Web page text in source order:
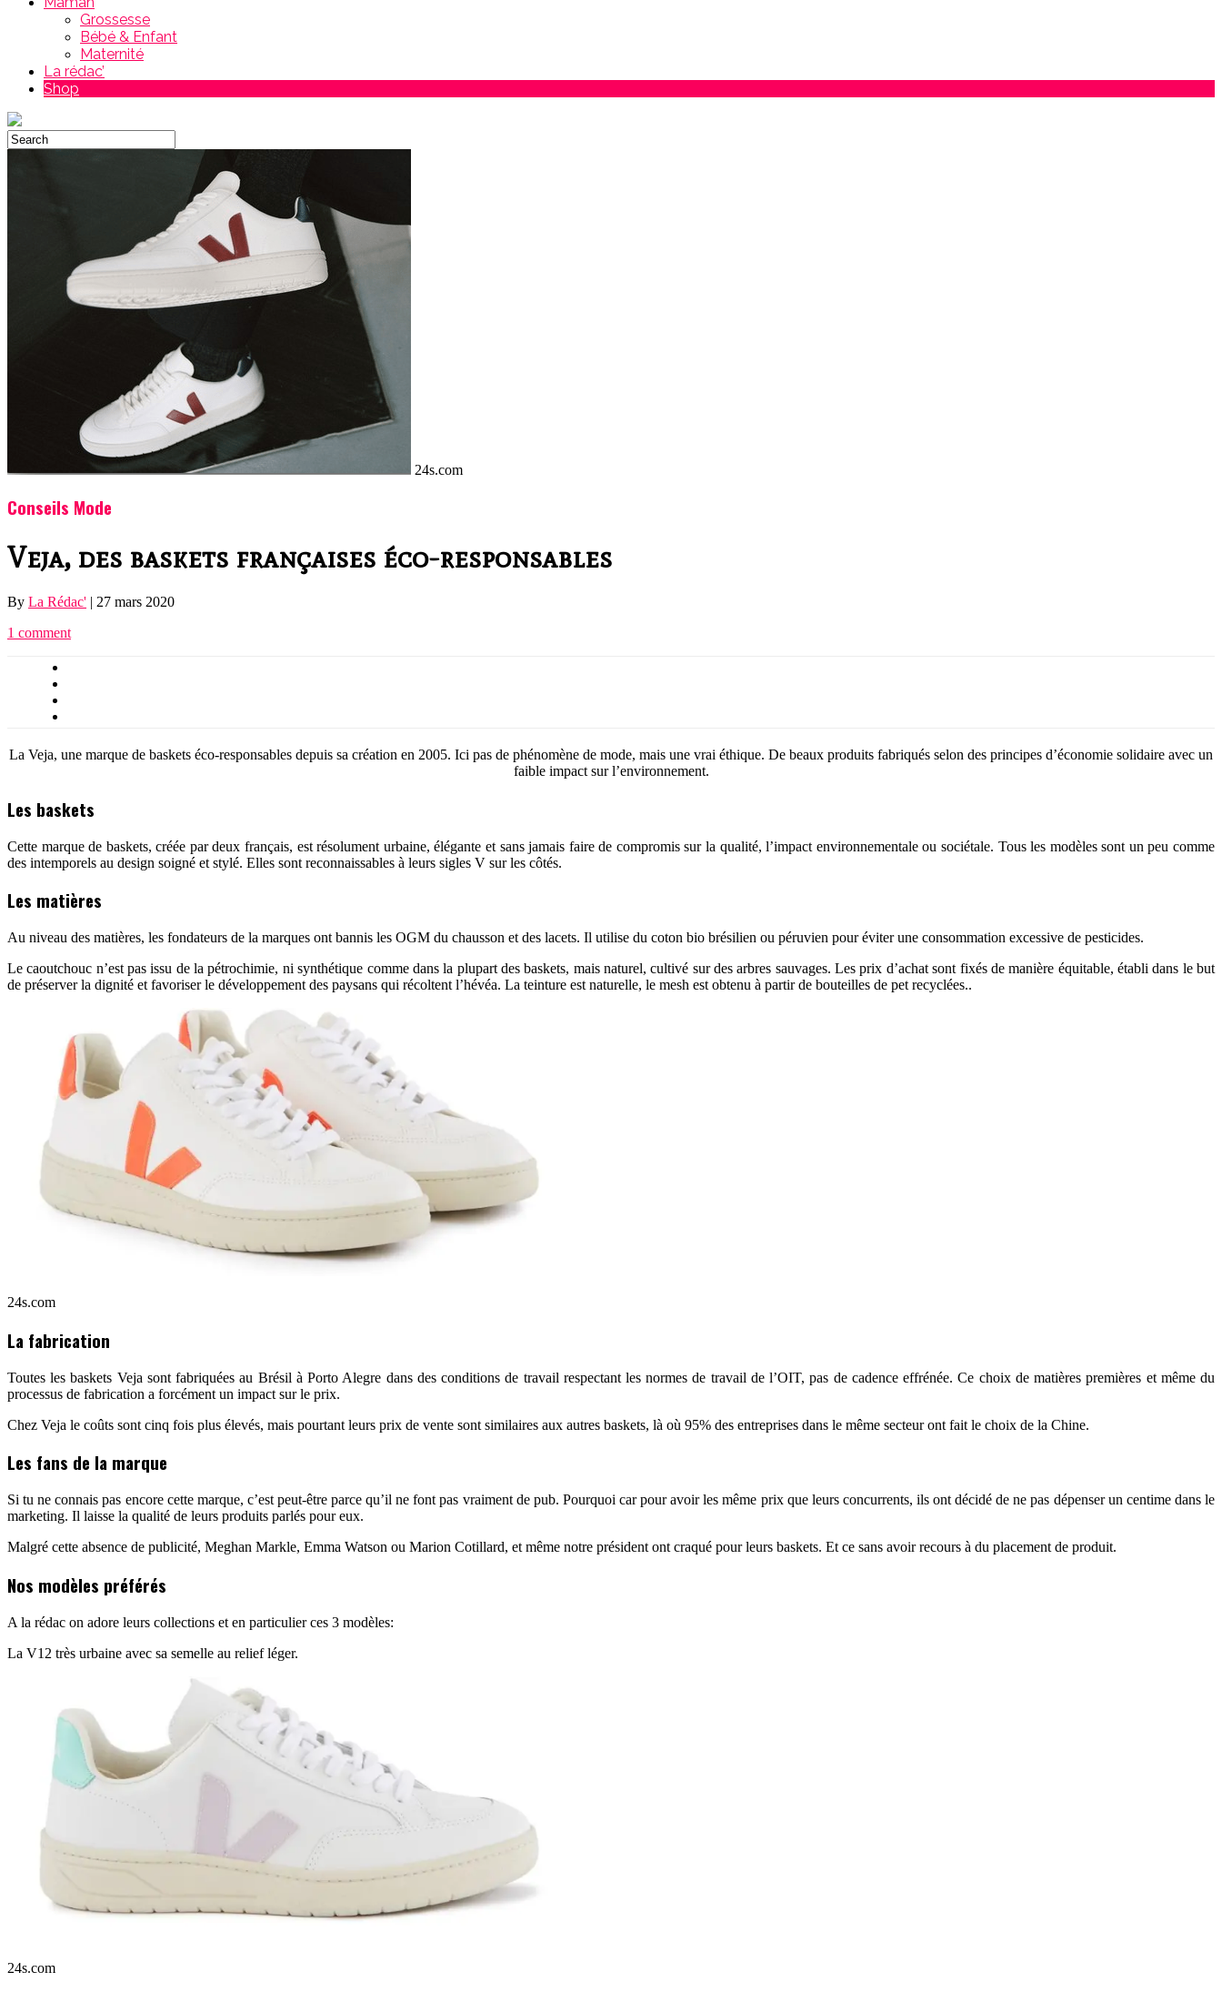
Grossesse
Bébé & Enfant
Maternité
La rédac’
Shop
24s.com
Conseils Mode
Veja, des baskets françaises éco-responsables
By La Rédac' | 27 mars 2020
1 comment
La Veja, une marque de baskets éco-responsables depuis sa création en 2005. Ici pas de phénomène de mode, mais une vrai éthique. De beaux produits fabriqués selon des principes d’économie solidaire avec un
faible impact sur l’environnement.
Les baskets
Cette marque de baskets, créée par deux français, est résolument urbaine, élégante et sans jamais faire de compromis sur la qualité, l’impact environnementale ou sociétale. Tous les modèles sont un peu comme
des intemporels au design soigné et stylé. Elles sont reconnaissables à leurs sigles V sur les côtés.
Les matières
Au niveau des matières, les fondateurs de la marques ont bannis les OGM du chausson et des lacets. Il utilise du coton bio brésilien ou péruvien pour éviter une consommation excessive de pesticides.
Le caoutchouc n’est pas issu de la pétrochimie, ni synthétique comme dans la plupart des baskets, mais naturel, cultivé sur des arbres sauvages. Les prix d’achat sont fixés de manière équitable, établi dans le but
de préserver la dignité et favoriser le développement des paysans qui récoltent l’hévéa. La teinture est naturelle, le mesh est obtenu à partir de bouteilles de pet recyclées..
24s.com
La fabrication
Toutes les baskets Veja sont fabriquées au Brésil à Porto Alegre dans des conditions de travail respectant les normes de travail de l’OIT, pas de cadence effrénée. Ce choix de matières premières et même du
processus de fabrication a forcément un impact sur le prix.
Chez Veja le coûts sont cinq fois plus élevés, mais pourtant leurs prix de vente sont similaires aux autres baskets, là où 95% des entreprises dans le même secteur ont fait le choix de la Chine.
Les fans de la marque
Si tu ne connais pas encore cette marque, c’est peut-être parce qu’il ne font pas vraiment de pub. Pourquoi car pour avoir les même prix que leurs concurrents, ils ont décidé de ne pas dépenser un centime dans le
marketing. Il laisse la qualité de leurs produits parlés pour eux.
Malgré cette absence de publicité, Meghan Markle, Emma Watson ou Marion Cotillard, et même notre président ont craqué pour leurs baskets. Et ce sans avoir recours à du placement de produit.
Nos modèles préférés
A la rédac on adore leurs collections et en particulier ces 3 modèles:
La V12 très urbaine avec sa semelle au relief léger.
24s.com